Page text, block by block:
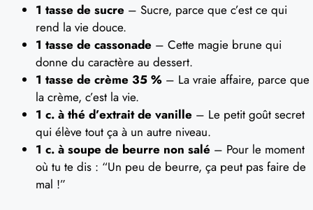
1 tasse de sucre – Sucre, parce que c’est ce qui
rend la vie douce.
1 tasse de cassonade – Cette magie brune qui
donne du caractère au dessert.
1 tasse de crème 35 % – La vraie affaire, parce que
la crème, c’est la vie.
1 c. à thé d’extrait de vanille – Le petit goût secret
qui élève tout ça à un autre niveau.
1 c. à soupe de beurre non salé – Pour le moment
où tu te dis : “Un peu de beurre, ça peut pas faire de
mal !”